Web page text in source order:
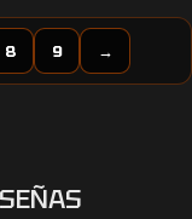
8 9 →